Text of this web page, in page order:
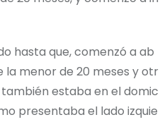
hasta que, comenzó a ab
menor de 20 meses y otr
también estaba en el domic
presentaba el lado izquie